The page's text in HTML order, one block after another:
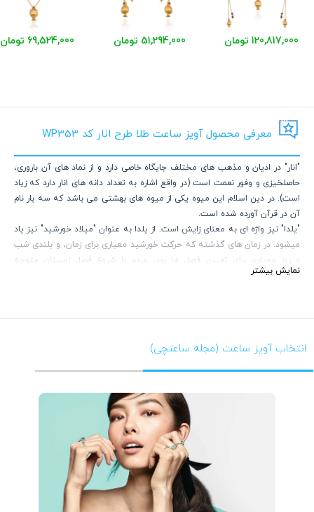
120,817,000 تومان 51,294,000 تومان 69,524,000 تومان
معرفی محصول آویز ساعت طلا طرح انار کد WP353
"انار" در ادیان و مذهب های مختلف جایگاه خاصی دارد و از نماد های آن باروری،
حاصلخیزی و وفور نعمت است (در واقع اشاره به تعداد دانه های انار دارد که زیاد
است). در دین اسلام این میوه یکی از میوه های بهشتی می باشد که سه بار نام
آن در قرآن آورده شده است.
"یلدا" نیز واژه ای به معنای زایش است. از یلدا به عنوان "میلاد خورشید" نیز یاد
میشود. در زمان های گذشته که حرکت خورشید معیاری برای زمان، و بلندی شب
و روز معیاری برای تعیین فصل ها بود، مردم با شروع فصل زمستان متوجه
میشدند که روزها رفته رفته طولانی تر میشوند و شب کوتاهتر. از این رو آخرین
لینک زیر قابل مشاهده و خرید می باشند.
نمایش بیشتر
انتخاب آویز ساعت (مجله ساعتچی)